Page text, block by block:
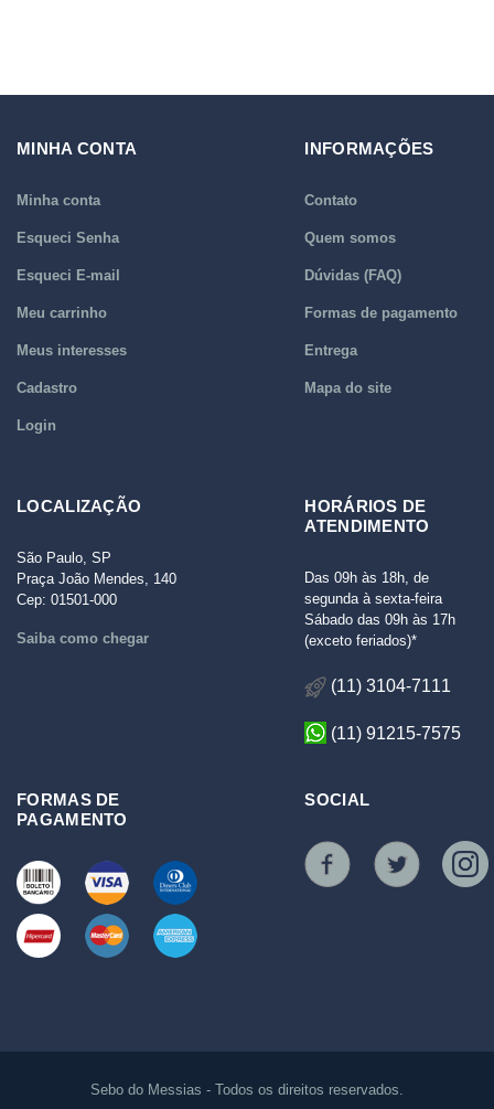
MINHA CONTA
Minha conta
Esqueci Senha
Esqueci E-mail
Meu carrinho
Meus interesses
Cadastro
Login
INFORMAÇÕES
Contato
Quem somos
Dúvidas (FAQ)
Formas de pagamento
Entrega
Mapa do site
LOCALIZAÇÃO
São Paulo, SP
Praça João Mendes, 140
Cep: 01501-000
Saiba como chegar
HORÁRIOS DE
ATENDIMENTO
Das 09h às 18h, de
segunda à sexta-feira
Sábado das 09h às 17h
(exceto feriados)*
(11) 3104-7111
(11) 91215-7575
FORMAS DE
PAGAMENTO
SOCIAL
Sebo do Messias - Todos os direitos reservados.